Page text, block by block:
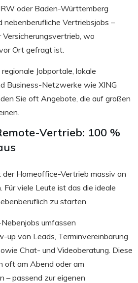
oder Baden-Württemberg
Vertriebsjobs –
wo
Ort gefragt ist.
Jobportale, lokale
Business-Netzwerke wie XING
Sie oft Angebote, die auf großen
Vertrieb: 100 %
Homeoffice-Vertrieb massiv an
viele Leute ist das die ideale
zu starten.
umfassen
up von Leads, Terminvereinbarung
Chat- und Videoberatung. Diese
oft am Abend oder am
– passend zur eigenen